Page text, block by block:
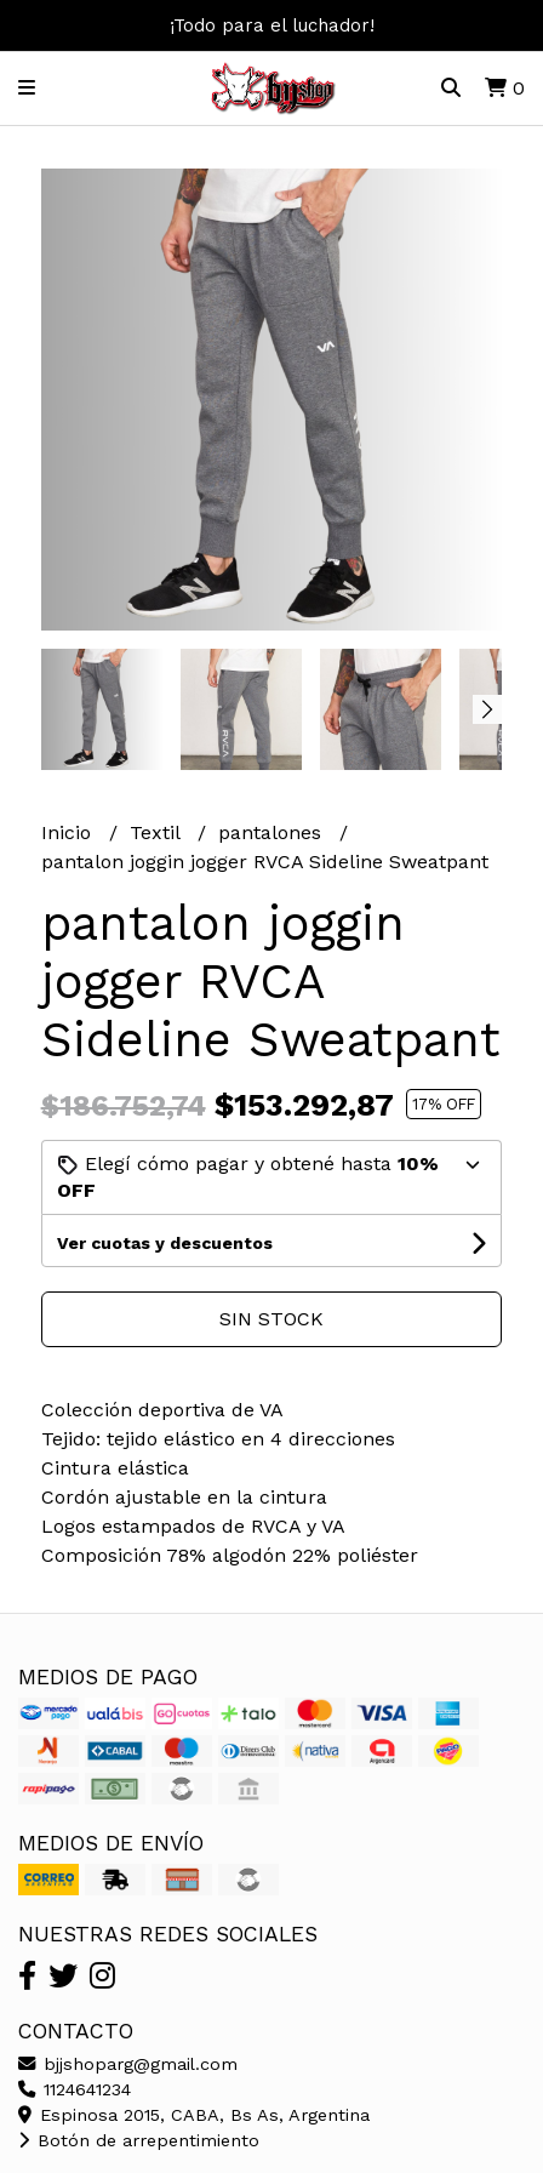
¡Todo para el luchador!
0
Inicio Textil
pantalones
pantalon joggin jogger RVCA Sideline Sweatpant
pantalon joggin
jogger RVCA
Sideline Sweatpant
$186.752,74$153.292,87 17% OFF
Elegí cómo pagar y obtené hasta 10%
OFF
Ver cuotas y descuentos
SIN STOCK
Colección deportiva de VA
Tejido: tejido elástico en 4 direcciones
Cintura elástica
Cordón ajustable en la cintura
Logos estampados de RVCA y VA
Composición 78% algodón 22% poliéster
MEDIOS DE PAGO
MEDIOS DE ENVÍO
NUESTRAS REDES SOCIALES
CONTACTO
bjjshoparg@gmail.com
1124641234
Espinosa 2015, CABA, Bs As, Argentina
Botón de arrepentimiento